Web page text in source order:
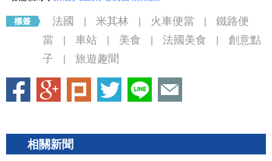
法國 米其林 火車便當
鐵路便
當
車站 美食 法國美食
創意點
子
旅遊趣聞
相關新聞